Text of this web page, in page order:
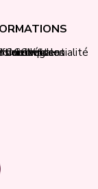
Contact
compte
CGV
de confidentialité
légales
de livraison